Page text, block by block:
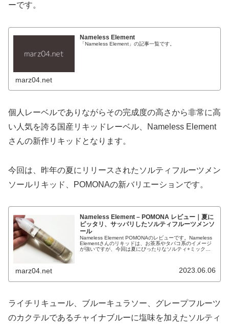
ーです。
Nameless Element
「Nameless Element」の記事一覧です。
marz04.net
個人レーベルでありながらその完成度の高さから非常に高
い人気を誇る国産リキッドレーベル、Nameless Element
さんの新作リキッドとなります。
今回は、昨年の夏にリリースされたソルティフルーツメン
ソールリキッド、POMONAの新バリエーションです。
Nameless Element – POMONA レビュー｜夏に
ピッタリ、サッパリしたソルティフルーツメンソ
ール
Nameless Element POMONAのレビューです。Nameless
Elementさんのリキッドは、お茶系やタバコ系のイメージ
が強いですが、今回は夏にぴったりなソルティ+ミックス
marz04.net 2023.06.06
ライチリキュール、ブルーキュラソー、グレープフルーツ
のカクテルであるチャイナブルーに塩味を加えたソルティ